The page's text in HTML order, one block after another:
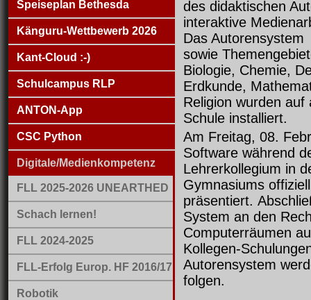
Speiseplan Bethesda
Känguru-Wettbewerb 2026
Kant-Cloud :-)
Schulcampus RLP
ANTON-App
CSC Python
Digitale/Medienkompetenz
FLL 2025-2026 UNEARTHED
Schach lernen!
FLL 2024-2025
FLL-Erfolg Europ. HF 2016/17
Robotik
des didaktischen
interaktive
Das Autorensystem
sowie
Biologie, Chemie,
Erdkunde,
Religion wurden auf
Schule installiert.
Am Freitag, 08.
Software während
Lehrerkollegium in
Gymnasiums offiziell
präsentiert.
System an den
Computerräumen
Kollegen-
Autorensystem
folgen.